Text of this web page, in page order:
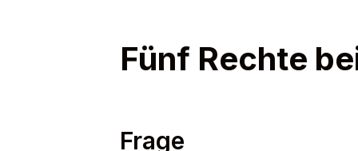
Fünf Rechte
Frage